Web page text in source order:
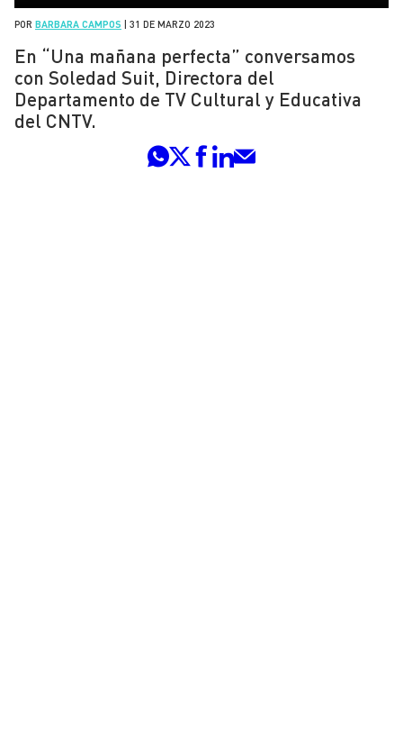
POR BARBARA CAMPOS 31 DE MARZO 2023
En “Una mañana perfecta” conversamos
con Soledad Suit, Directora del
Departamento de TV Cultural y Educativa
del CNTV.